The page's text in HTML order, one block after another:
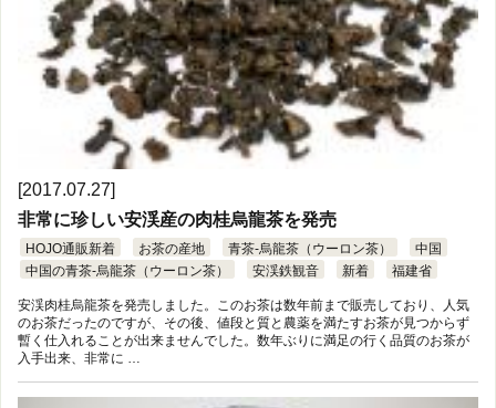
[2017.07.27]
非常に珍しい安渓産の肉桂烏龍茶を発売
HOJO通販新着 お茶の産地 青茶-烏龍茶（ウーロン茶）
中国
中国の青茶-烏龍茶（ウーロン茶）
安渓鉄観音 新着 福建省
安渓肉桂烏龍茶を発売しました。このお茶は数年前まで販売しており、人気
のお茶だったのですが、その後、値段と質と農薬を満たすお茶が見つからず
暫く仕入れることが出来ませんでした。数年ぶりに満足の行く品質のお茶が
入手出来、非常に …